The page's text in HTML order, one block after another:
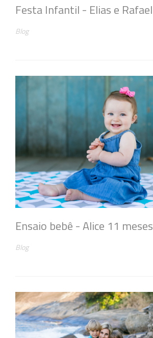
Festa Infantil - Elias e Rafael
Blog
Ensaio bebê - Alice 11 meses
Blog